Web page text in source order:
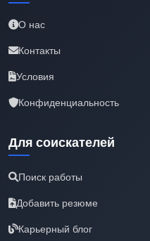
О нас
Контакты
Условия
Конфиденциальность
Для соискателей
Поиск работы
Добавить резюме
Карьерный блог